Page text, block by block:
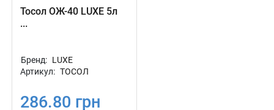
Тосол ОЖ-40 LUXE 5л
...
Бренд: LUXE
Артикул: ТОСОЛ
286.80 грн